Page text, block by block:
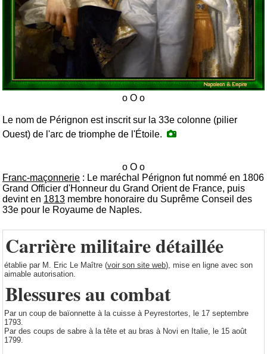
Le nom de Pérignon est inscrit sur la 33e colonne (pilier
Ouest) de l'arc de triomphe de l'Étoile.
Franc-maçonnerie : Le maréchal Pérignon fut nommé en 1806
Grand Officier d'Honneur du Grand Orient de France, puis
devint en 1813 membre honoraire du Suprême Conseil des
33e pour le Royaume de Naples.
Carrière militaire détaillée
établie par M. Eric Le Maître (voir son site web), mise en ligne avec son
aimable autorisation.
Blessures au combat
Par un coup de baïonnette à la cuisse à Peyrestortes, le 17 septembre
1793.
Par des coups de sabre à la tête et au bras à Novi en Italie, le 15 août
1799.